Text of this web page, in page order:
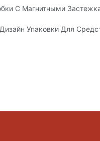
С Магнитными
Упаковки Для